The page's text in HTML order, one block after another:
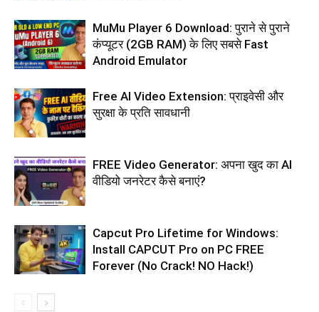
MuMu Player 6 Download: पुराने से पुराने
कंप्यूटर (2GB RAM) के लिए सबसे Fast
Android Emulator
Free AI Video Extension: प्राइवेसी और
सुरक्षा के प्रति सावधानी
FREE Video Generator: अपना खुद का AI
वीडियो जनरेटर कैसे बनाएं?
Capcut Pro Lifetime for Windows:
Install CAPCUT Pro on PC FREE
Forever (No Crack! NO Hack!)